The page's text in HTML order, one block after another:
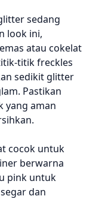
sedang
look ini,
atau cokelat
titik freckles
sedikit glitter
Pastikan
yang aman
cocok untuk
berwarna
pink untuk
dan